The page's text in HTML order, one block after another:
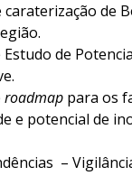
caraterização de
de
roadmap para os
e potencial de
–